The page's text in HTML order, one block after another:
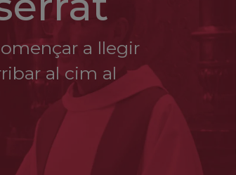
a llegir
al cim al